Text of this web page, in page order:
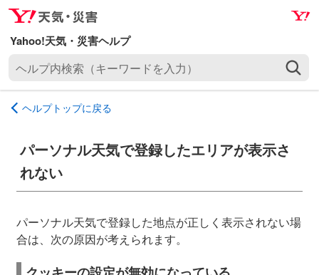
ナ
ビ
ゲ
ー
ョ
ン
ス
ッ
メ
イ
ン
コ
テ
ン
へ
キ
プ
プ
内
ド
を
ヘルプトップに戻る
パーソナル天気で登録したエリアが表示さ
れない
パーソナル天気で登録した地点が正しく表示されない場
合は、次の原因が考えられます。